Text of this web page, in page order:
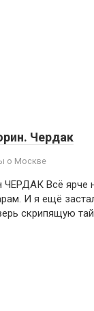
Чердак
о Москве
Всё ярче
И я ещё
скрипящую